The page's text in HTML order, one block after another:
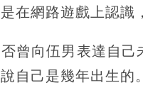
在網路遊戲上認識
曾向伍男表達自
自己是幾年出生的